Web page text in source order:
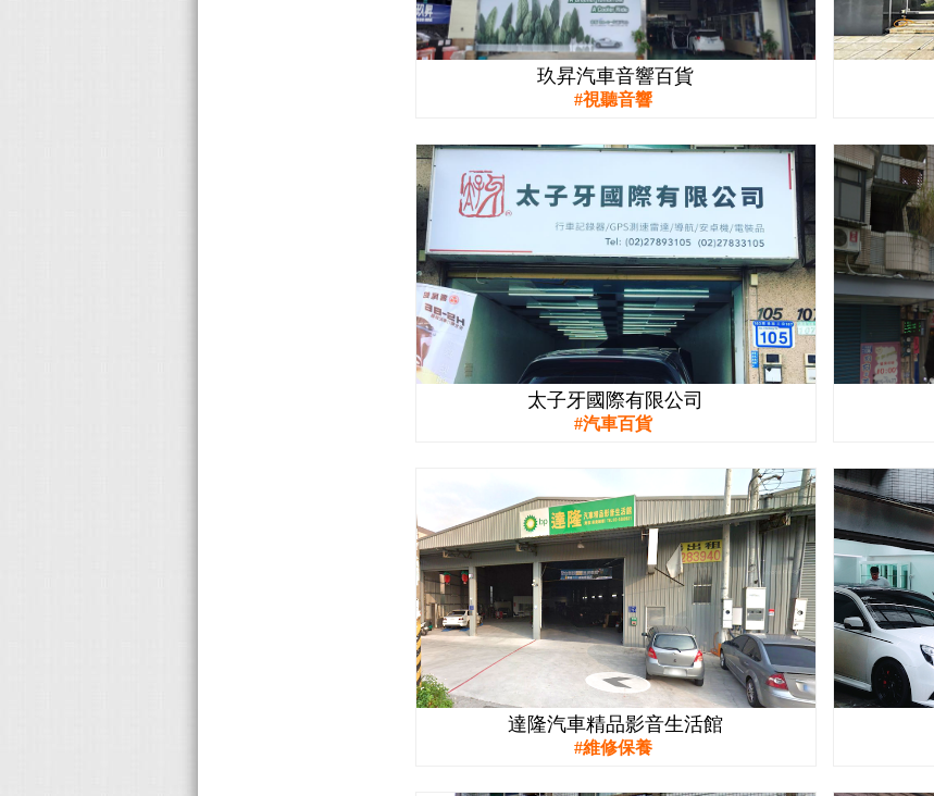
玖昇汽車音響百貨
視聽音響
太子牙國際有限公司
汽車百貨
達隆汽車精品影音生活館
維修保養